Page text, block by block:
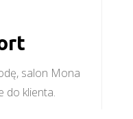
salon Mona
do klienta.